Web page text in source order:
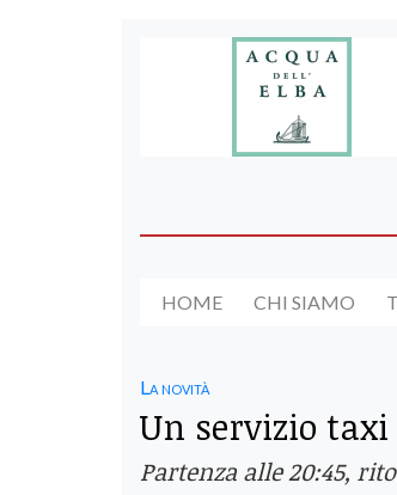
HOME CHI SIAMO
La novità
Un servizio
Partenza alle 20:45,